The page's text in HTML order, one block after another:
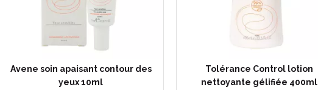
Avene soin apaisant contour des
yeux 10ml
Tolérance Control lotion
nettoyante gélifiée 400ml